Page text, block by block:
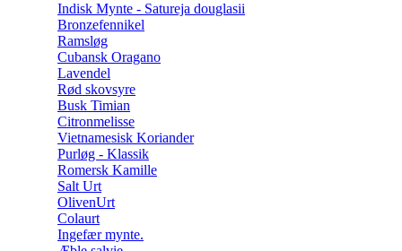
Indisk Mynte - Satureja douglasii
Bronzefennikel
Ramsløg
Cubansk Oragano
Lavendel
Rød skovsyre
Busk Timian
Citronmelisse
Vietnamesisk Koriander
Purløg - Klassik
Romersk Kamille
Salt Urt
OlivenUrt
Colaurt
Ingefær mynte.